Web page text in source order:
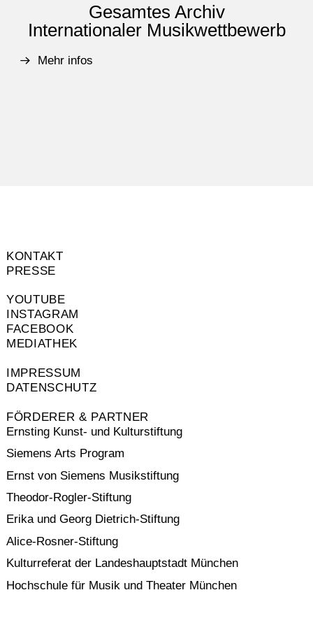
Gesamtes Archiv
Internationaler Musikwettbewerb
Mehr infos
KONTAKT
PRESSE
YOUTUBE
INSTAGRAM
FACEBOOK
MEDIATHEK
IMPRESSUM
DATENSCHUTZ
FÖRDERER & PARTNER
Ernsting Kunst- und Kulturstiftung
Siemens Arts Program
Ernst von Siemens Musikstiftung
Theodor-Rogler-Stiftung
Erika und Georg Dietrich-Stiftung
Alice-Rosner-Stiftung
Kulturreferat der Landeshauptstadt München
Hochschule für Musik und Theater München